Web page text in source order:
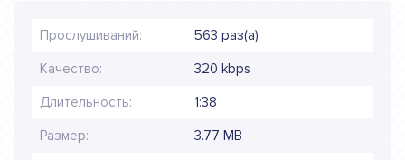
Прослушиваний: 563 раз(а)
Качество: 320 kbps
Длительность: 1:38
Размер: 3.77 MB